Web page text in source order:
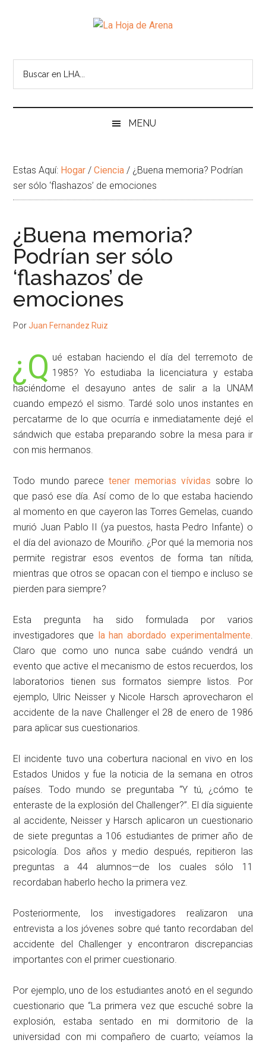
Lateral
paginaHoja
de
de
temas
MENU
Estas Aquí: Hogar / Ciencia / ¿Buena memoria? Podrían
ser sólo ‘flashazos’ de emociones
¿Buena memoria?
Podrían ser sólo
‘flashazos’ de
emociones
PorJuan Fernandez Ruiz
¿Q ué estaban haciendo el día del terremoto de
1985? Yo estudiaba la licenciatura y estaba
haciéndome el desayuno antes de salir a la UNAM
cuando empezó el sismo. Tardé solo unos instantes en
percatarme de lo que ocurría e inmediatamente dejé el
sándwich que estaba preparando sobre la mesa para ir
con mis hermanos.
Todo mundo parece tener memorias vívidas sobre lo
que pasó ese día. Así como de lo que estaba haciendo
al momento en que cayeron las Torres Gemelas, cuando
murió Juan Pablo II (ya puestos, hasta Pedro Infante) o
el día del avionazo de Mouriño. ¿Por qué la memoria nos
permite registrar esos eventos de forma tan nítida,
mientras que otros se opacan con el tiempo e incluso se
pierden para siempre?
Esta pregunta ha sido formulada por varios
investigadores que la han abordado experimentalmente.
Claro que como uno nunca sabe cuándo vendrá un
evento que active el mecanismo de estos recuerdos, los
laboratorios tienen sus formatos siempre listos. Por
ejemplo, Ulric Neisser y Nicole Harsch aprovecharon el
accidente de la nave Challenger el 28 de enero de 1986
para aplicar sus cuestionarios.
El incidente tuvo una cobertura nacional en vivo en los
Estados Unidos y fue la noticia de la semana en otros
países. Todo mundo se preguntaba “Y tú, ¿cómo te
enteraste de la explosión del Challenger?”. El día siguiente
al accidente, Neisser y Harsch aplicaron un cuestionario
de siete preguntas a 106 estudiantes de primer año de
psicología. Dos años y medio después, repitieron las
preguntas a 44 alumnos—de los cuales sólo 11
recordaban haberlo hecho la primera vez.
Posteriormente, los investigadores realizaron una
entrevista a los jóvenes sobre qué tanto recordaban del
accidente del Challenger y encontraron discrepancias
importantes con el primer cuestionario.
Por ejemplo, uno de los estudiantes anotó en el segundo
cuestionario que “La primera vez que escuché sobre la
explosión, estaba sentado en mi dormitorio de la
universidad con mi compañero de cuarto; veíamos la